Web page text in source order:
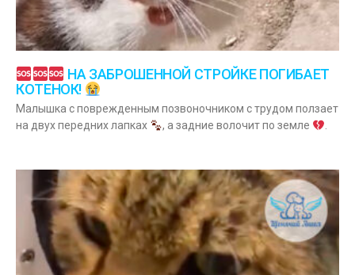
НА ЗАБРОШЕННОЙ СТРОЙКЕ ПОГИБАЕТ
КОТЕНОК!
Малышка с поврежденным позвоночником с трудом ползает
на двух передних лапках
, а задние волочит по земле .